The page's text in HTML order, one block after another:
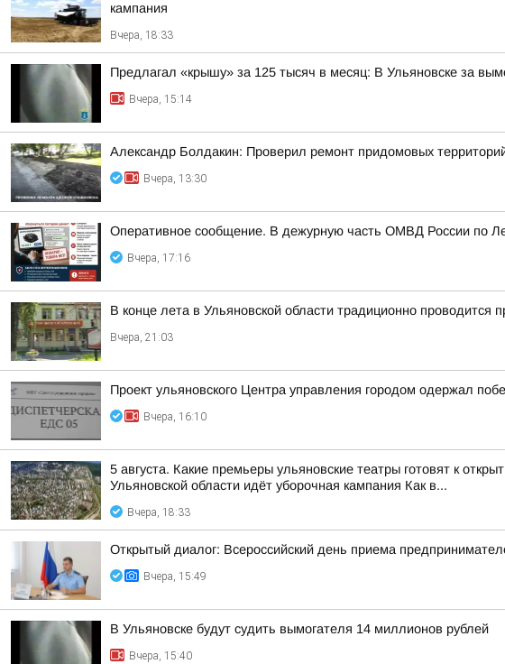
кампания
Вчера, 18:33
Предлагал «крышу» за 125 тысяч в месяц: В Ульяновске за
Вчера, 15:14
Александр Болдакин: Проверил ремонт придомовых
Вчера, 13:30
Оперативное сообщение. В дежурную часть ОМВД России по
Вчера, 17:16
В конце лета в Ульяновской области традиционно проводится
Вчера, 21:03
Проект ульяновского Центра управления городом одержал
Вчера, 16:10
5 августа. Какие премьеры ульяновские театры готовят к
Ульяновской области идёт уборочная кампания Как в...
Вчера, 18:33
Открытый диалог: Всероссийский день приема
Вчера, 15:49
В Ульяновске будут судить вымогателя 14 миллионов рублей
Вчера, 15:40